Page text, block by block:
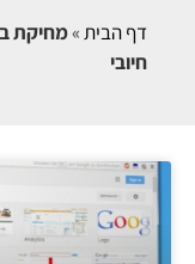
דף הבית»מחיקת
חיובי